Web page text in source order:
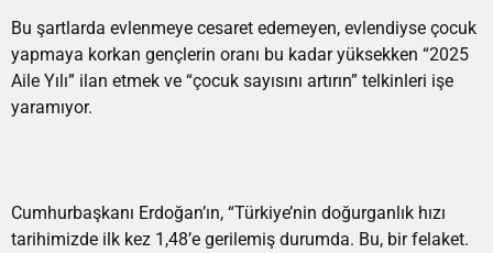
Bu şartlarda evlenmeye cesaret edemeyen, evlendiyse çocuk
yapmaya korkan gençlerin oranı bu kadar yüksekken “2025
Aile Yılı” ilan etmek ve “çocuk sayısını artırın” telkinleri işe
yaramıyor.
Cumhurbaşkanı Erdoğan’ın, “Türkiye’nin doğurganlık hızı
tarihimizde ilk kez 1,48’e gerilemiş durumda. Bu, bir felaket.